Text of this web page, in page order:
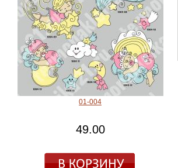
01-004
49.00